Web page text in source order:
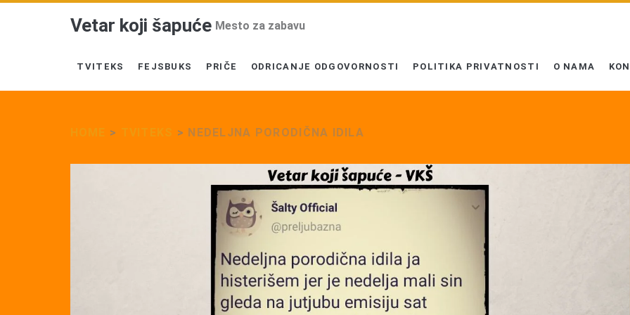
Vetar koji šapuće Mesto za zabavu
TVITEKS FEJSBUKS PRIČE ODRICANJE ODGOVORNOSTI POLITIKA PRIVATNOSTI O NAMA
> > NEDELJNA PORODIČNA IDILA